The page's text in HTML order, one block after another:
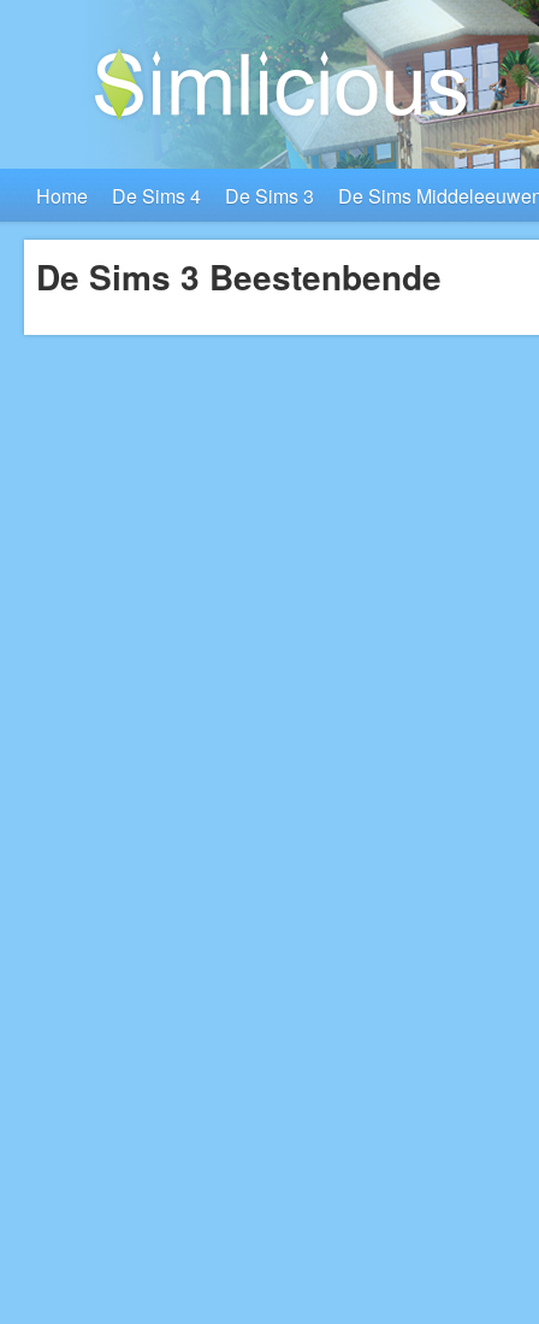
Home De Sims 4 De Sims 3 De Sims
De Sims 3 Beestenbende